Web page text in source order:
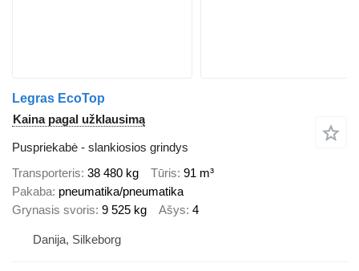
Legras EcoTop
Kaina pagal užklausimą
Puspriekabė - slankiosios grindys
Transporteris 38 480 kg Tūris 91 m³
Pakaba pneumatika/pneumatika
Grynasis svoris 9 525 kg Ašys 4
Danija, Silkeborg